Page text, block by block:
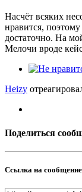
Насчёт всяких
нравится,
достаточно. На
Мелочи вроде
Heizy
Поделиться
Ссылка на сообщение